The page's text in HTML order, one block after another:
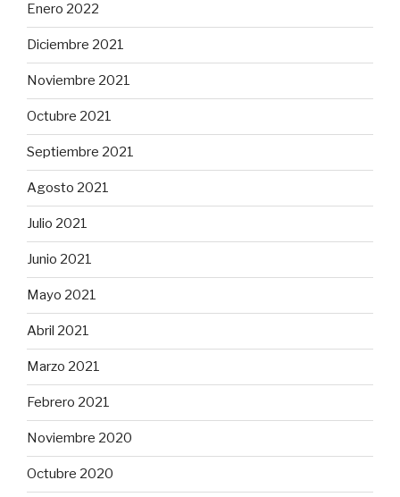
Enero 2022
Diciembre 2021
Noviembre 2021
Octubre 2021
Septiembre 2021
Agosto 2021
Julio 2021
Junio 2021
Mayo 2021
Abril 2021
Marzo 2021
Febrero 2021
Noviembre 2020
Octubre 2020